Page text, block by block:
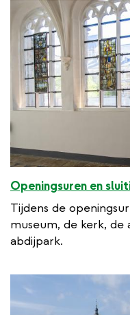
Openingsuren en
Tijdens de
museum, de kerk,
abdijpark.